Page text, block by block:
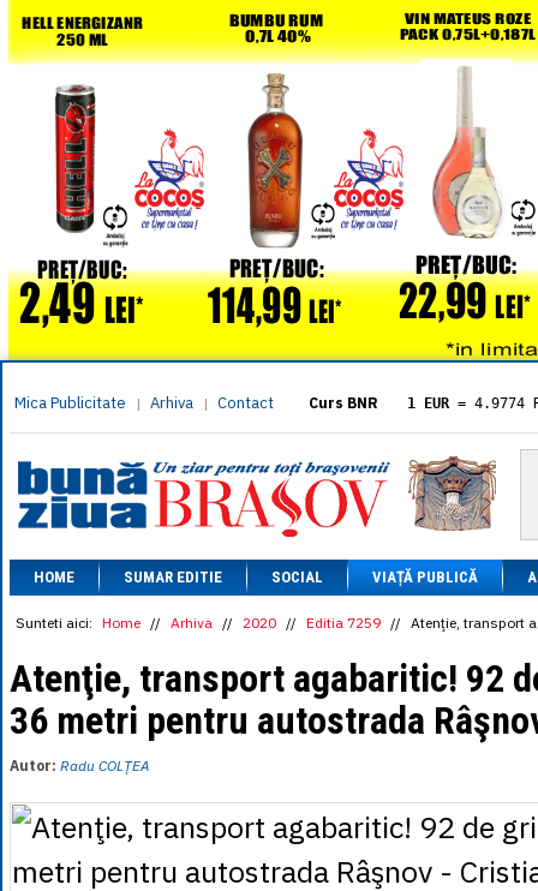
Mica Publicitate | Arhiva | Contact Curs BNR 1 EUR = 4.9774
= 5.8304
1 XAU= 464.4611
1 AED= 1.1933
1 AUD= 2.7957
1 BGN= 2.5449
1 CAD= 3.1559
1 CHF= 5.2813
1 CNY= 0.6015
1 DKK = 0.6668
1 EGP = 0.0860
1 HUF= 1.2223
1 INR= 0.0513
1 MXN= 0.2227
1 NOK= 0.4191
= 2.6097
1 PLN= 1.1646
HOME SUMAR EDITIE SOCIAL VIAȚĂ PUBLICĂ
Sunteti aici: Home // Arhiva // 2020 // Editia 7259 // Atenţie, transport
Atenţie, transport agabaritic! 92
36 metri pentru autostrada
Autor: Radu COLȚEA